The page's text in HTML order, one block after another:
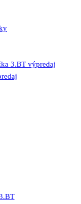
3.BT výpredaj